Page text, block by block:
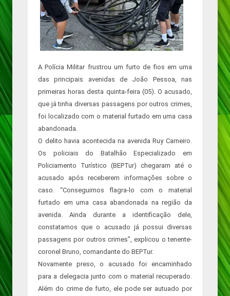
A Polícia Militar frustrou um furto de fios em uma
das principais avenidas de João Pessoa, nas
primeiras horas desta quinta-feira (05). O acusado,
que já tinha diversas passagens por outros crimes,
foi localizado com o material furtado em uma casa
abandonada.
O delito havia acontecida na avenida Ruy Carneiro.
Os policiais do Batalhão Especializado em
Policiamento Turístico (BEPTur) chegaram até o
acusado após receberem informações sobre o
caso. “Conseguimos flagra-lo com o material
furtado em uma casa abandonada na região da
avenida. Ainda durante a identificação dele,
constatamos que o acusado já possui diversas
passagens por outros crimes”, explicou o tenente-
coronel Bruno, comandante do BEPTur.
Novamente preso, o acusado foi encaminhado
para a delegacia junto com o material recuperado.
Além do crime de furto, ele pode ser autuado por